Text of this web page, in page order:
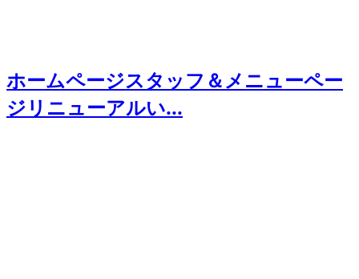
ホームページスタッフ＆メニューペー
ジリニューアルい...